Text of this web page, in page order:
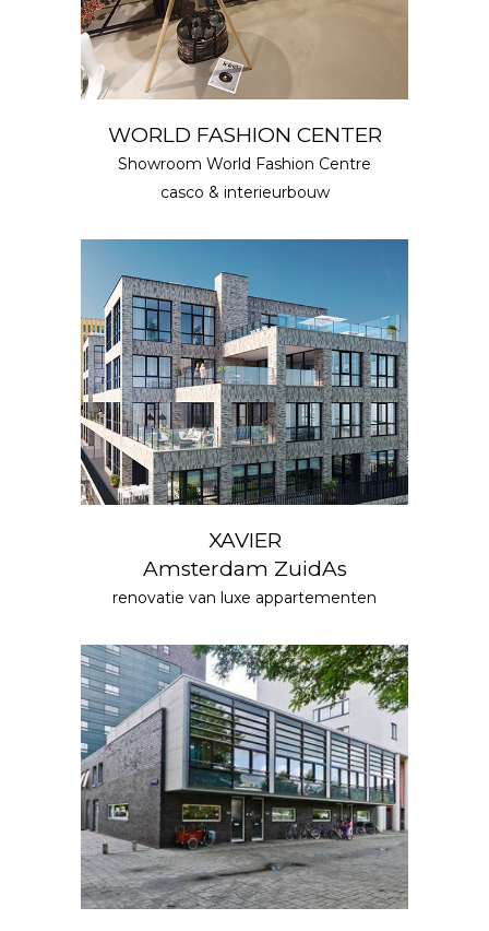
WORLD FASHION CENTER
Showroom World Fashion Centre
casco & interieurbouw
XAVIER
Amsterdam ZuidAs
renovatie van luxe appartementen